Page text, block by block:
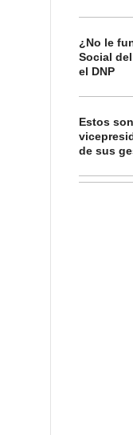
¿No le
Social
el DNP
Estos
de sus